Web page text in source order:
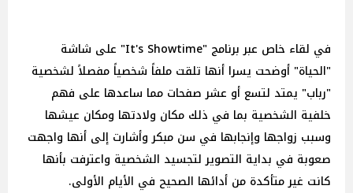
في لقاء خاص عبر برنامج "It's Showtime" على شاشة
"الحياة" أوضحت يسرا أنها تلقت ملفاً شخصياً مفصلاً لشخصية
"رباب" يمتد لتسع أو عشر صفحات مما ساعدها على فهم
خلفية الشخصية بما في ذلك مكان ولادتها ومكان عيشها
وسبب زواجها وإنجابها في سن مبكر وأشارت إلى أنها واجهت
صعوبة في بداية التصوير لتجسيد الشخصية واعترفت بأنها
كانت غير متأكدة من أدائها الصحيح في الأيام الأولى.